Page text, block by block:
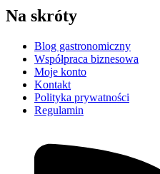
Na skróty
Blog gastronomiczny
Współpraca biznesowa
Moje konto
Kontakt
Polityka prywatności
Regulamin